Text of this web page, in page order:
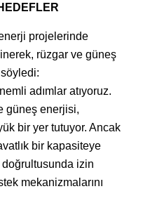
projelerinde
rüzgar ve güneş
adımlar atıyoruz.
güneş enerjisi,
bir yer tutuyor. Ancak
bir kapasiteye
doğrultusunda izin
mekanizmalarını